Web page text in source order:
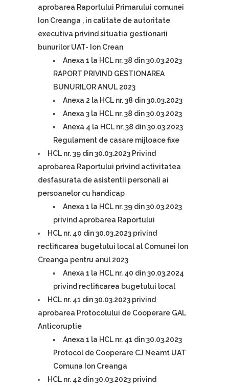
aprobarea Raportului Primarului comunei
Ion Creanga , in calitate de autoritate
executiva privind situatia gestionarii
bunurilor UAT- Ion Crean
Anexa 1 la HCL nr. 38 din 30.03.2023
RAPORT PRIVIND GESTIONAREA
BUNURILOR ANUL 2023
Anexa 2 la HCL nr. 38 din 30.03.2023
Anexa 3 la HCL nr. 38 din 30.03.2023
Anexa 4 la HCL nr. 38 din 30.03.2023
Regulament de casare mijloace fixe
HCL nr. 39 din 30.03.2023 Privind
aprobarea Raportului privind activitatea
desfasurata de asistentii personali ai
persoanelor cu handicap
Anexa 1 la HCL nr. 39 din 30.03.2023
privind aprobarea Raportului
HCL nr. 40 din 30.03.2023 privind
rectificarea bugetului local al Comunei Ion
Creanga pentru anul 2023
Anexa 1 la HCL nr. 40 din 30.03.2024
privind rectificarea bugetului local
HCL nr. 41 din 30.03.2023 privind
aprobarea Protocolului de Cooperare GAL
Anticoruptie
Anexa 1 la HCL nr. 41 din 30.03.2023
Protocol de Cooperare CJ Neamt UAT
Comuna Ion Creanga
HCL nr. 42 din 30.03.2023 privind